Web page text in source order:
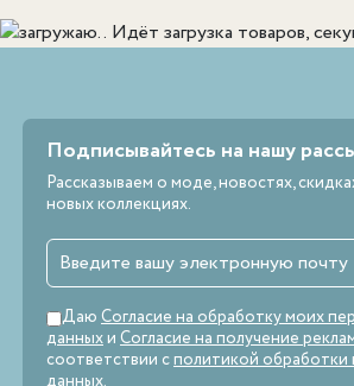
Идёт загрузка товаров,
Подписывайтесь на нашу
Рассказываем о моде, новостях,
новых коллекциях.
Даю Согласие на обработку моих
данныхи Согласие на получение
соответствии сполитикой обработки